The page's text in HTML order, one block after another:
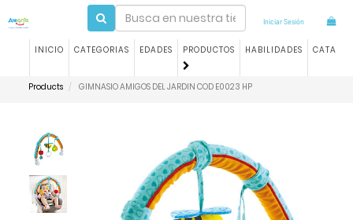
Iniciar Sesión
INICIO CATEGORIAS EDADES PRODUCTOS HABILIDADES
Products GIMNASIO AMIGOS DEL JARDIN COD E0023 HP